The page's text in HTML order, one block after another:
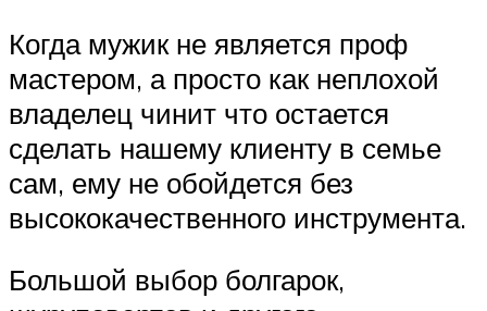
Когда мужик не является проф
мастером, а просто как неплохой
владелец чинит что остается
сделать нашему клиенту в семье
сам, ему не обойдется без
высококачественного инструмента.
Большой выбор болгарок,